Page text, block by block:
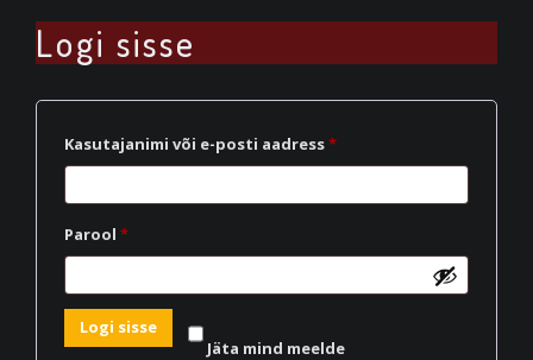
Logi sisse
Kasutajanimi või e-posti aadress*Nõutud
Parool *Nõutud
Jäta mind meelde
Logi sisse